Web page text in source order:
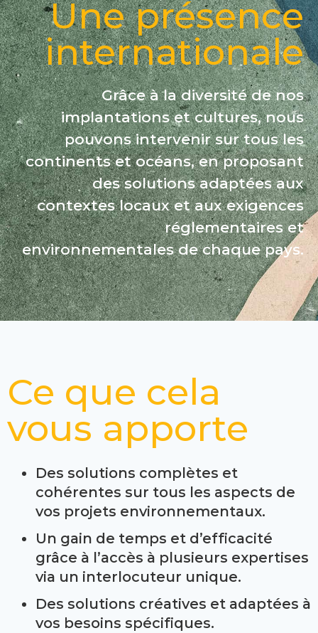
Une présence
internationale
Grâce à la diversité de nos
implantations et cultures, nous
pouvons intervenir sur tous les
continents et océans, en proposant
des solutions adaptées aux
contextes locaux et aux exigences
réglementaires et
environnementales de chaque pays.
Ce que cela
vous apporte
Des solutions complètes et
cohérentes sur tous les aspects de
vos projets environnementaux.
Un gain de temps et d’efficacité
grâce à l’accès à plusieurs expertises
via un interlocuteur unique.
Des solutions créatives et adaptées à
vos besoins spécifiques.